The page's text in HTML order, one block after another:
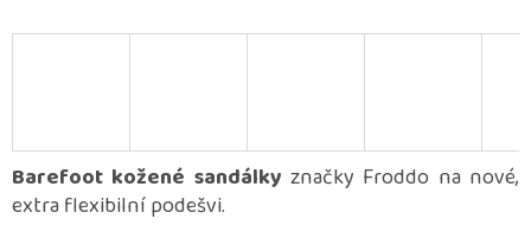
Barefoot kožené sandálky značky Froddo na nové,
extra flexibilní podešvi.